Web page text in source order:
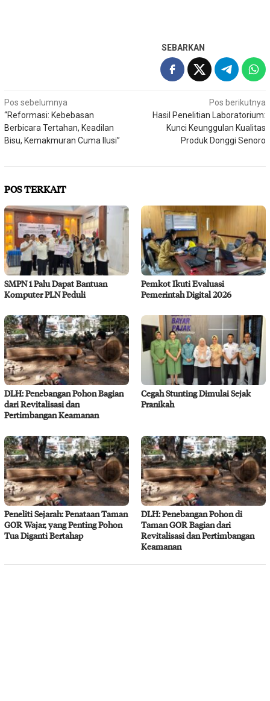
SEBARKAN
Navigasi
pos
Pos sebelumnya
“Reformasi: Kebebasan
Berbicara Tertahan, Keadilan
Bisu, Kemakmuran Cuma Ilusi”
Pos berikutnya
Hasil Penelitian Laboratorium:
Kunci Keunggulan Kualitas
Produk Donggi Senoro
POS TERKAIT
SMPN 1 Palu Dapat Bantuan
Komputer PLN Peduli
Pemkot Ikuti Evaluasi
Pemerintah Digital 2026
DLH: Penebangan Pohon Bagian
dari Revitalisasi dan
Pertimbangan Keamanan
Cegah Stunting Dimulai Sejak
Pranikah
Peneliti Sejarah: Penataan Taman
GOR Wajar, yang Penting Pohon
Tua Diganti Bertahap
DLH: Penebangan Pohon di
Taman GOR Bagian dari
Revitalisasi dan Pertimbangan
Keamanan